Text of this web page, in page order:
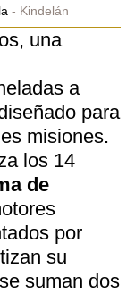
Kindelán
una
a
para
misiones.
los 14
de
por
su
suman dos